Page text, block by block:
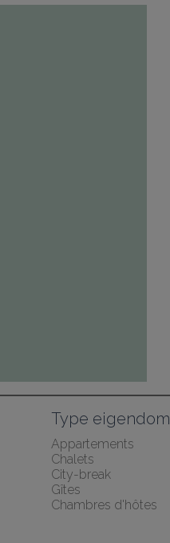
Type eigendom
Appartements
Chalets
City-break
Gîtes
Chambres d'hôtes